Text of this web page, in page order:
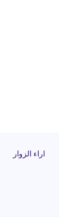
اراء الزوار